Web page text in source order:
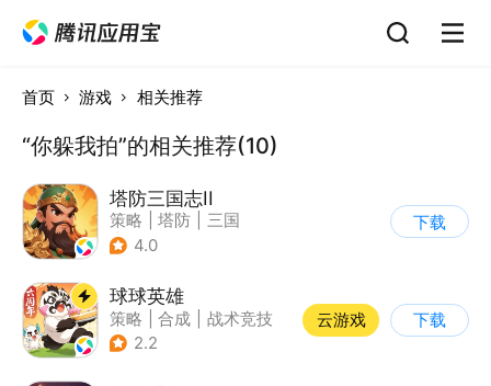
首页 游戏 相关推荐
“你躲我拍”的相关推荐(10)
塔防三国志II
策略 塔防
三国
| 卡通
4.0
下载
球球英雄
策略 合成
战术竞技
| 创酷
2.2
云游戏 下载